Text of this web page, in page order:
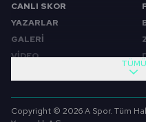
CANLI SKOR
YAZARLAR
GALERİ
VİDEO
SABAH SPORU
TÜMÜ
Copyright © 2026 A Spor. Tüm